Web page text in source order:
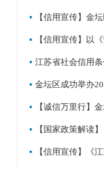
【信用宣传】金
【信用宣传】以
江苏省社会信用
金坛区成功举办
【诚信万里行】
【国家政策解读
【信用宣传】《